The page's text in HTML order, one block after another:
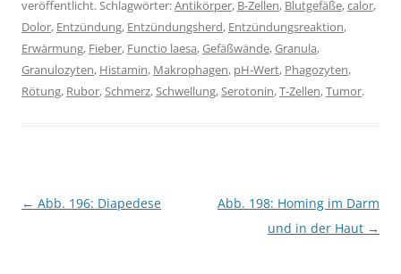
veröffentlicht. Schlagwörter:Antikörper, B-Zellen, Blutgefäße,calor,
Dolor, Entzündung, Entzündungsherd, Entzündungsreaktion,
Erwärmung, Fieber, Functio laesa,Gefäßwände,Granula,
Granulozyten, Histamin, Makrophagen, pH-Wert, Phagozyten,
Rötung, Rubor,Schmerz,Schwellung,Serotonin,T-Zellen,Tumor.
Beitragsnavigation
← Abb. 196: Diapedese
Abb. 198: Homing im Darm
und in der Haut →